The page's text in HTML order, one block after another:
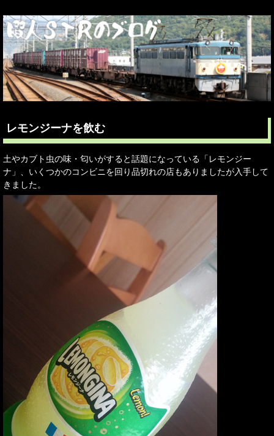
レモンジーナを飲む
土やカブト虫の味・匂いがすると話題になっている「レモンジー
ナ」、いくつかのコンビニを回り品切れの店もありましたが入手して
きました。